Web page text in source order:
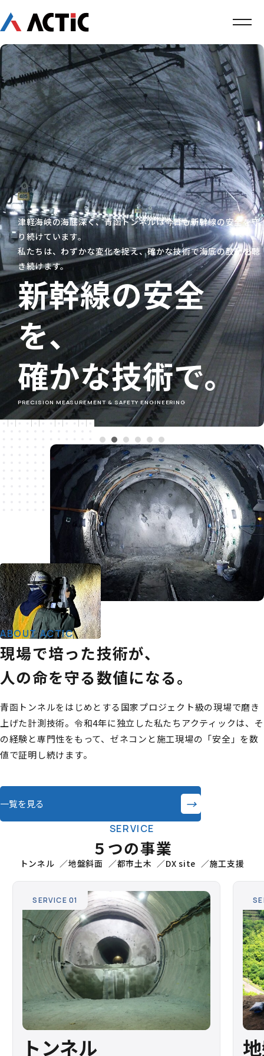
津軽海峡の海底深く、青函トンネルは今日も新幹線の安全を守
り続けています。
私たちは、わずかな変化を捉え、確かな技術で海底の鼓動を聴
き続けます。
新幹線の安全
を、
確かな技術で。
PRECISION MEASUREMENT & SAFETY ENGINEERING
ABOUT ACTIC
現場で培った技術が、
人の命を守る数値になる。
青函トンネルをはじめとする国家プロジェクト級の現場で磨き
上げた計測技術。令和4年に独立した私たちアクティックは、そ
の経験と専門性をもって、ゼネコンと施工現場の「安全」を数
値で証明し続けます。
一覧を見る →
SERVICE
５つの事業
トンネル 地盤斜面 都市土木 DX site 施工支援
SERVICE 01
トンネル